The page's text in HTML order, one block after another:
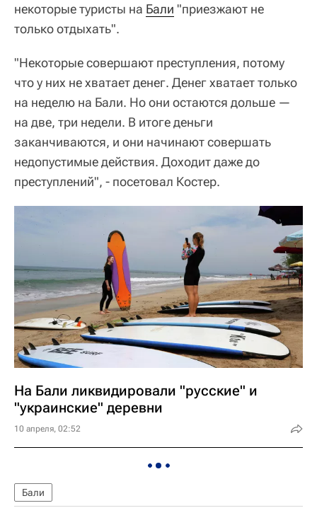
некоторые туристы на Бали "приезжают не
только отдыхать".
"Некоторые совершают преступления, потому
что у них не хватает денег. Денег хватает только
на неделю на Бали. Но они остаются дольше —
на две, три недели. В итоге деньги
заканчиваются, и они начинают совершать
недопустимые действия. Доходит даже до
преступлений", - посетовал Костер.
На Бали ликвидировали "русские" и
"украинские" деревни
10 апреля, 02:52
Бали